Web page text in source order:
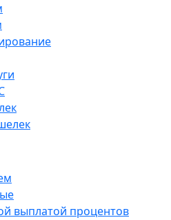
выплатой процентов